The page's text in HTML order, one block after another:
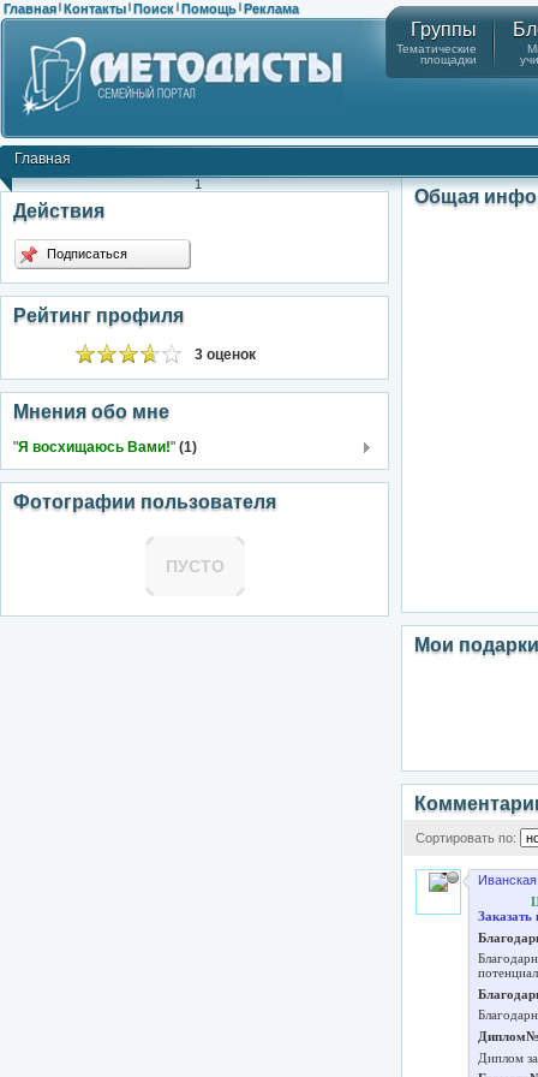
Главная | Контакты | Поиск | Помощь | Реклама
Группы
Тематические
площадки
Главная
1
Действия
Подписаться
Рейтинг профиля
3 оценок
Мнения обо мне
"Я восхищаюсь Вами!" (1)
Фотографии пользователя
ПУСТО
Общая
Мои подарки
Сортировать по:
Диплом